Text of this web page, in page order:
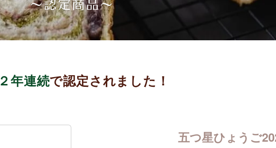
２年連続で認定されました！
五つ星ひょうご